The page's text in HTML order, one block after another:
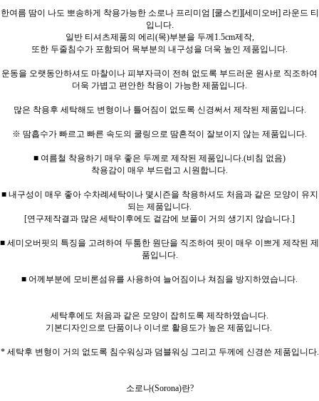
한여름 땀이 나도 뽀송하게 착용가능한 소로나 프리미엄 [쿨스킨][세미오버] 라운드 티
입니다.
일반 티셔츠제품의 에리(목)부분을 두께1.5cm제작,
또한 두줄침수가 포함되어 목부분의 내구성을 더욱 높인 제품입니다.
운동을 오랫동안하셔도 마찰이나 피부자극이 전혀 없도록 부드러운 원사로 직조하여
더욱 가볍고 편안한 착용이 가능한 제품입니다.
많은 착용후 세탁해도 변형이나 틀어짐이 없도록 신경써서 제작된 제품입니다.
※ 땀흡수가 빠르고 빠른 속도의 쿨링으로 땀흔적이 잘보이지 않는 제품입니다.
■ 여름철 착용하기 매우 좋은 두께로 제작된 제품입니다.(비침 없음)
착용감이 매우 부드럽고 시원합니다.
■ 내구성이 매우 좋아 수차례세탁이나 몇시즌을 착용하셔도 처음과 같은 모양이 유지
되는 제품입니다.
[연구제작결과 많은 세탁이후에도 겉감에 보풀이 거의 생기지 않습니다.]
■ 세미오버핏의 특징을 고려하여 두툼한 원단을 직조하여 핏이 매우 이쁘게 제작된 제
품입니다.
■ 어께부분에 모비론섬유를 사용하여 늘어짐이나 쳐짐을 방지하였습니다.
세탁후에도 처음과 같은 모양이 잡히도록 제작하였습니다.
기본디자인으로 단품이나 이너로 활용도가 높은 제품입니다.
* 세탁후 변형이 거의 없도록 침수워싱과 덤블워싱 그리고 두께에 신경쓴 제품입니다.
소로나(Sorona)란?